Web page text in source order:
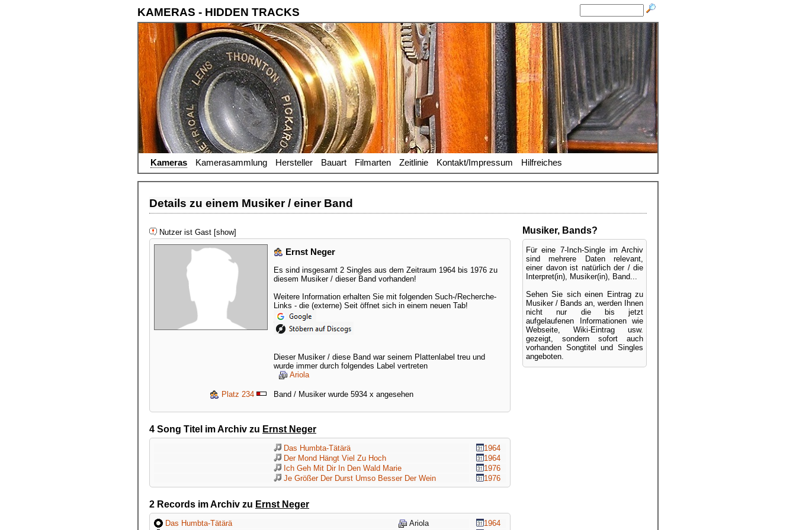
KAMERAS - HIDDEN TRACKS
Kameras Kamerasammlung Hersteller Bauart Filmarten Zeitlinie Kontakt/Impressum Hilfreiches
Details zu einem Musiker / einer Band
Nutzer ist Gast [show]
Ernst Neger
Es sind insgesamt 2 Singles aus dem Zeitraum 1964 bis 1976 zu
diesem Musiker / dieser Band vorhanden!
Weitere Information erhalten Sie mit folgenden Such-/Recherche-
Links - die (externe) Seit öffnet sich in einem neuen Tab!
Dieser Musiker / diese Band war seinem Plattenlabel treu und
wurde immer durch folgendes Label vertreten
Ariola
Platz 234 Band / Musiker wurde 5934 x angesehen
4 Song Titel im Archiv zu Ernst Neger
Das Humbta-Tätärä
1964
Der Mond Hängt Viel Zu Hoch
1964
Ich Geh Mit Dir In Den Wald Marie
1976
Je Größer Der Durst Umso Besser Der Wein
1976
2 Records im Archiv zu Ernst Neger
Das Humbta-Tätärä Ariola
1964
Musiker, Bands?
Für eine 7-Inch-Single im Archiv
sind mehrere Daten relevant,
einer davon ist natürlich der / die
Interpret(in), Musiker(in), Band...
Sehen Sie sich einen Eintrag zu
Musiker / Bands an, werden Ihnen
nicht nur die bis jetzt
aufgelaufenen Informationen wie
Webseite, Wiki-Eintrag usw.
gezeigt, sondern sofort auch
vorhanden Songtitel und Singles
angeboten.